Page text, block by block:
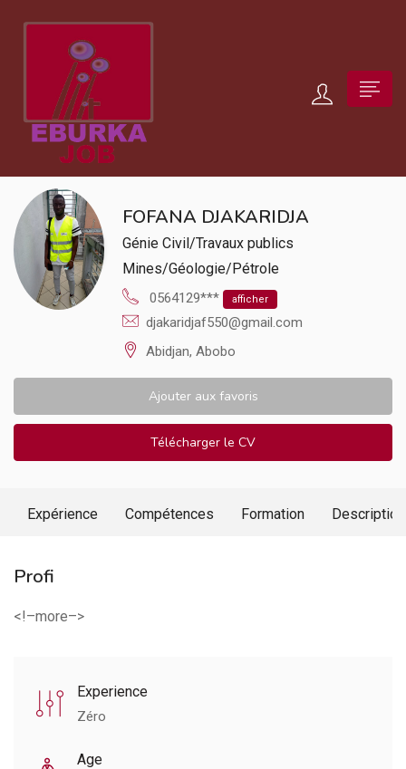
FOFANA DJAKARIDJA
Génie Civil/Travaux publics
Mines/Géologie/Pétrole
0564129*** afficher
djakaridjaf550@gmail.com
Abidjan, Abobo
Ajouter aux favoris
Télécharger le CV
Expérience Compétences Formation Description
Profi
<!–more–>
Experience
Zéro
Age